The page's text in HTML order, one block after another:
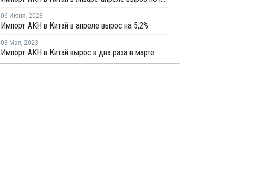
06 Июня, 2023
Импорт АКН в Китай в апреле вырос на 5,2%
03 Мая, 2023
Импорт АКН в Китай вырос в два раза в марте